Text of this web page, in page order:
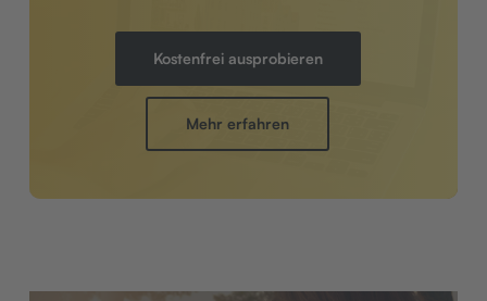
Kostenfrei ausprobieren
Mehr erfahren